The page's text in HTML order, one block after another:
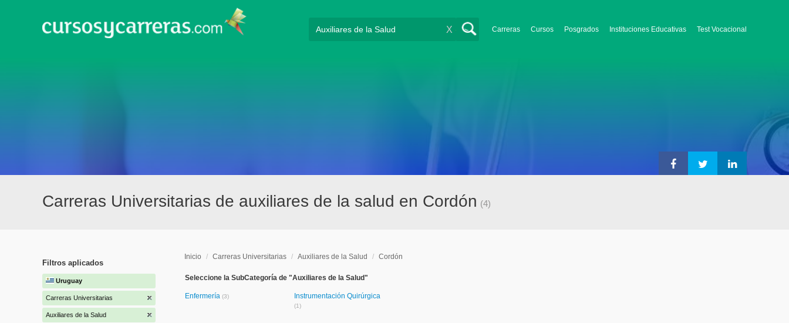
Carreras Cursos Posgrados Instituciones Educativas Test Vocacional
X
Carreras Universitarias de auxiliares de la salud en Cordón (4)
Filtros aplicados
Uruguay
Carreras Universitarias
Auxiliares de la Salud
Inicio / Carreras Universitarias / Auxiliares de la Salud / Cordón
Seleccione la SubCategoría de "Auxiliares de la Salud"
Enfermería (3) Instrumentación Quirúrgica
(1)